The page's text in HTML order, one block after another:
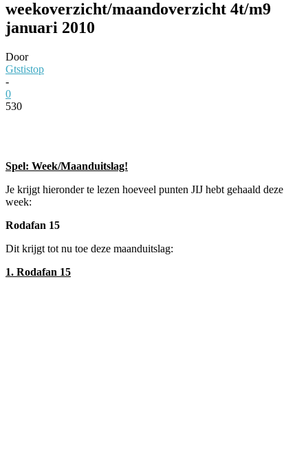
weekoverzicht/maandoverzicht 4t/m9
januari 2010
Door
Gtstistop
-
0
530
Spel: Week/Maanduitslag!
Je krijgt hieronder te lezen hoeveel punten JIJ hebt gehaald deze
week:
Rodafan 15
Dit krijgt tot nu toe deze maanduitslag:
1. Rodafan 15